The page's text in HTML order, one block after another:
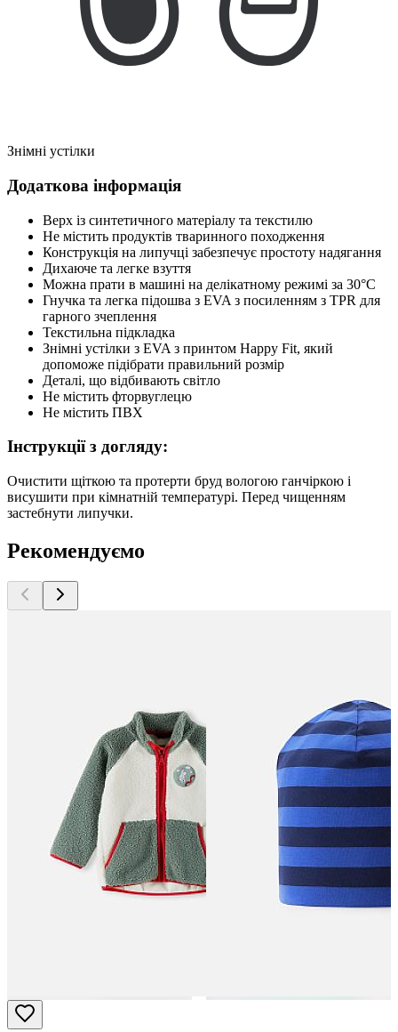
Знімні устілки
Додаткова інформація
Верх із синтетичного матеріалу та текстилю
Не містить продуктів тваринного походження
Конструкція на липучці забезпечує простоту надягання
Дихаюче та легке взуття
Можна прати в машині на делікатному режимі за 30°C
Гнучка та легка підошва з EVA з посиленням з TPR для
гарного зчеплення
Текстильна підкладка
Знімні устілки з EVA з принтом Happy Fit, який
допоможе підібрати правильний розмір
Деталі, що відбивають світло
Не містить фторвуглецю
Не містить ПВХ
Інструкції з догляду:
Очистити щіткою та протерти бруд вологою ганчіркою і
висушити при кімнатній температурі. Перед чищенням
застебнути липучки.
Рекомендуємо